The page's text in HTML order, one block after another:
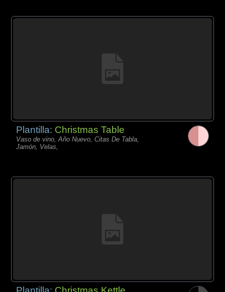
Plantilla: Christmas Table
Vaso de vino, Año Nuevo, Citas De Tabla,
Jamón, Velas,